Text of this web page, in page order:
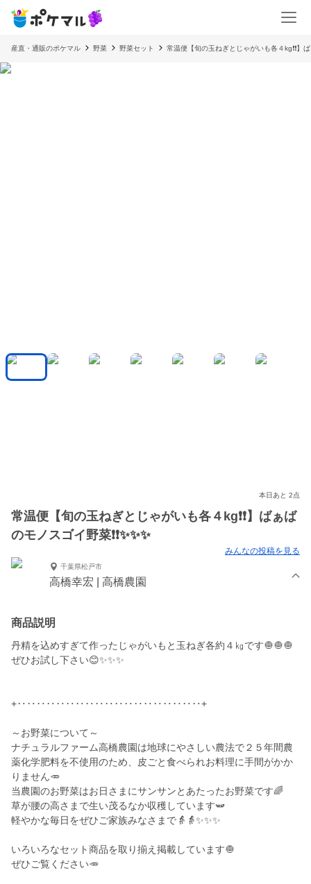
産直・通販のポケマル 野菜 野菜セット 常温便【旬の玉ねぎとじゃがいも各４kg❗❗】ば
本日あと 2点
常温便【旬の玉ねぎとじゃがいも各４kg❗❗】ばぁば
のモノスゴイ野菜❗❗✨✨✨
みんなの投稿を見る
千葉県松戸市
高橋幸宏 | 高橋農園
商品説明
丹精を込めすぎて作ったじゃがいもと玉ねぎ各約４㎏です🧅🧅🧅
ぜひお試し下さい😊✨✨✨
+‥‥‥‥‥‥‥‥‥‥‥‥‥‥‥‥‥‥‥+
～お野菜について～
ナチュラルファーム高橋農園は地球にやさしい農法で２５年間農
薬化学肥料を不使用のため、皮ごと食べられお料理に手間がかか
りません🥕
当農園のお野菜はお日さまにサンサンとあたったお野菜です🌈
草が腰の高さまで生い茂るなか収穫しています🫛
軽やかな毎日をぜひご家族みなさまで👵👵✨✨✨
いろいろなセット商品を取り揃え掲載しています🧅
ぜひご覧ください🥕